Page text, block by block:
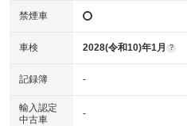
禁煙車
車検 2028(令和10)年1月 ?
記録簿 -
輸入認定
中古車
-